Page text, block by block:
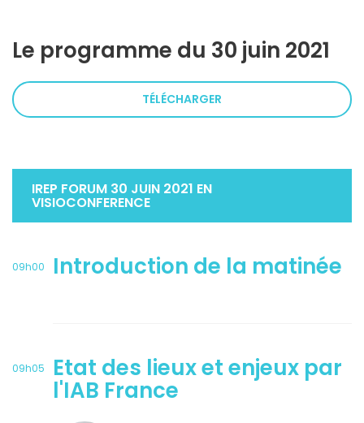
Le programme du 30 juin 2021
TÉLÉCHARGER
IREP FORUM 30 JUIN 2021 EN
VISIOCONFERENCE
09h00 Introduction de la matinée
09h05 Etat des lieux et enjeux par
l'IAB France